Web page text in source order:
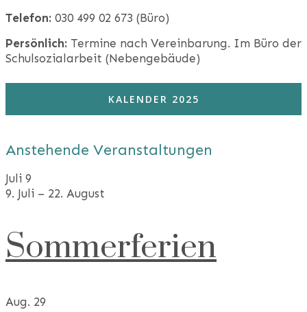
Telefon: 030 499 02 673 (Büro)
Persönlich: Termine nach Vereinbarung. Im Büro der
Schulsozialarbeit (Nebengebäude)
KALENDER 2025
Anstehende Veranstaltungen
Juli 9
9. Juli – 22. August
Sommerferien
Aug. 29